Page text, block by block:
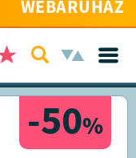
WEBÁRUHÁZ
-50%